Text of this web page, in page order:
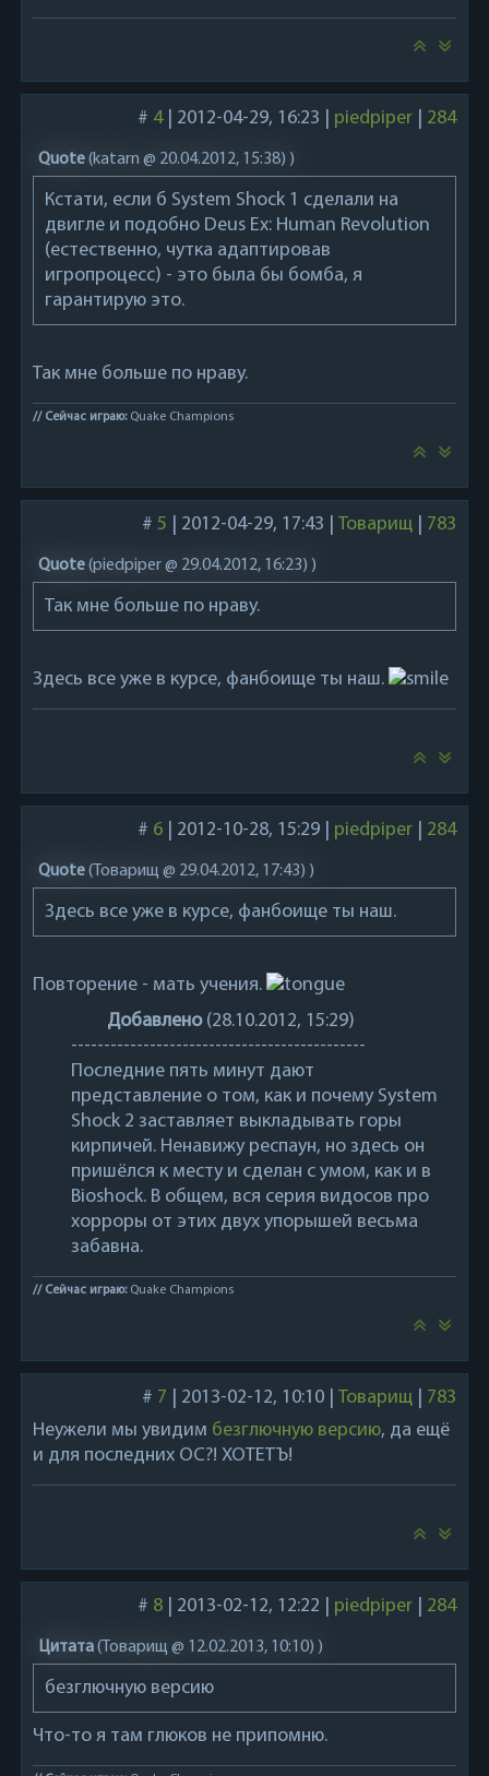
# 4| 2012-04-29, 16:23 piedpiper| 284
Quote(katarn @ 20.04.2012, 15:38) )
Кстати, если б System Shock 1 сделали на
двигле и подобно Deus Ex: Human Revolution
(естественно, чутка адаптировав
игропроцесс) - это была бы бомба, я
гарантирую это.
Так мне больше по нраву.
// Сейчас играю:Quake Champions
# 5 2012-04-29, 17:43 Товарищ| 783
Quote(piedpiper @ 29.04.2012, 16:23) )
Так мне больше по нраву.
Здесь все уже в курсе, фанбоище ты наш.
# 6| 2012-10-28, 15:29 piedpiper| 284
Quote( Товарищ @ 29.04.2012, 17:43) )
Здесь все уже в курсе, фанбоище ты наш.
Повторение - мать учения.
Добавлено(28.10.2012, 15:29)
---------------------------------------------
Последние пять минут дают
представление о том, как и почему System
Shock 2 заставляет выкладывать горы
кирпичей. Ненавижу респаун, но здесь он
пришёлся к месту и сделан с умом, как и в
Bioshock. В общем, вся серия видосов про
хорроры от этих двух упорышей весьма
забавна.
// Сейчас играю:Quake Champions
# 7 2013-02-12, 10:10 Товарищ| 783
Неужели мы увидим безглючную версию, да ещё
и для последних ОС?! ХОТЕТЪ!
# 8| 2013-02-12, 12:22 piedpiper| 284
Цитата( Товарищ @ 12.02.2013, 10:10) )
безглючную версию
Что-то я там глюков не припомню.